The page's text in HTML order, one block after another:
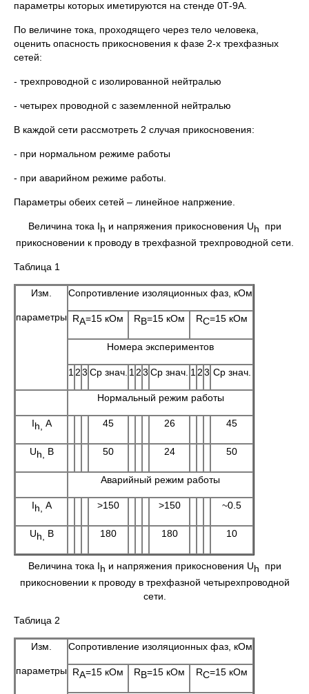
параметры которых иметируются на стенде 0Т-9А.
По величине тока, проходящего через тело человека,
оценить опасность прикосновения к фазе 2-х трехфазных
сетей:
- трехпроводной с изолированной нейтралью
- четырех проводной с заземленной нейтралью
В каждой сети рассмотреть 2 случая прикосновения:
- при нормальном режиме работы
- при аварийном режиме работы.
Параметры обеих сетей – линейное напржение.
Величина тока Ih и напряжения прикосновения Uh при
прикосновении к проводу в трехфазной трехпроводной сети.
Таблица 1
Изм.
параметры
Сопротивление изоляционных фаз, кОм
RA=15 кОм RB=15 кОм RC=15 кОм
Номера экспериментов
123 Ср знач. 123 Ср знач. 123 Ср знач.
Нормальный режим работы
Ih А 45 26 45
Uh В 50 24 50
Аварийный режим работы
Ih А >150 >150 ~0.5
Uh В 180 180 10
Величина тока Ih и напряжения прикосновения Uh при
прикосновении к проводу в трехфазной четырехпроводной
сети.
Таблица 2
Изм.
параметры
Сопротивление изоляционных фаз, кОм
RA=15 кОм RB=15 кОм RC=15 кОм